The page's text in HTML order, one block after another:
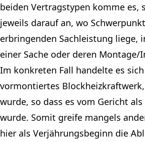
beiden Vertragstypen komme es,
jeweils darauf an, wo
erbringenden Sachleistung liege,
einer Sache oder deren Montage/
Im konkreten Fall handelte es
vormontiertes
wurde, so dass es vom Gericht
wurde. Somit greife mangels
hier als Verjährungsbeginn die